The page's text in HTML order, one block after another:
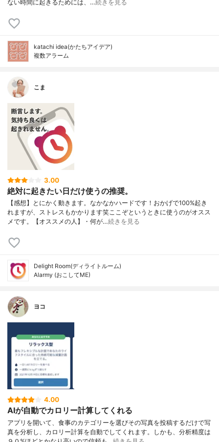
ない時間に起きるためには、…続きを見る
katachi idea(かたちアイデア)
複数アラーム
こま
3.00
絶対に起きたい日だけ使うの推奨。
【感想】とにかく動きます。なかなかハードです！おかげで100%起き
れますが、ストレスもかかります笑ここぞというときに使うのがオスス
メです。【オススメの人】・何が…続きを見る
Delight Room(ディライトルーム)
Alarmy (おこしてME)
ヨコ
4.00
AIが自動でカロリー計算してくれる
アプリを開いて、食事のカテゴリーを選びその写真を投稿するだけで写
真を分析し、カロリー計算を自動でしてくれます。しかも、分析精度は